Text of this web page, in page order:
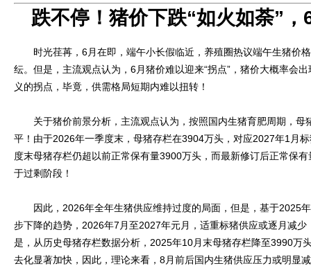
跌不停！猪价下跌“如火如荼”，
时光荏苒，6月在即，端午小长假临近，养殖圈热议端午生猪价格
纭。但是，主流观点认为，6月猪价难以迎来“拐点”，猪价大概率会
义的拐点，毕竟，供需格局短期内难以扭转！
关于猪价前景分析，主流观点认为，按照国内生猪育肥周期，母
平！由于2026年一季度末，母猪存栏在3904万头，对应2027年1月
度末母猪存栏仍超以前正常保有量3900万头，而最新修订后正常保
于过剩阶段！
因此，2026年全年生猪供应维持过度的局面，但是，基于2025
步下降的趋势，2026年7月至2027年元月，适重标猪供应或逐月减
是，从历史母猪存栏数据分析，2025年10月末母猪存栏降至3990万
去化显著加快，因此，理论来看，8月前后国内生猪供应压力或明显